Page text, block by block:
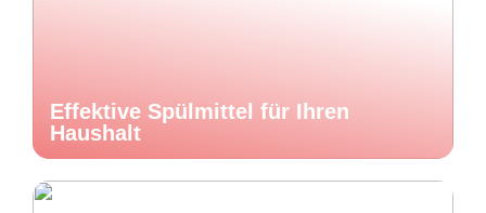
Effektive Spülmittel für Ihren
Haushalt